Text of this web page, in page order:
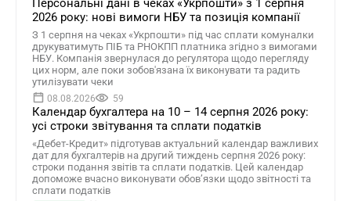
Персональні дані в чеках «Укрпошти» з 1 серпня
2026 року: нові вимоги НБУ та позиція компанії
З 1 серпня на чеках «Укрпошти» під час сплати комуналки
друкуватимуть ПІБ та РНОКПП платника згідно з вимогами
НБУ. Компанія звернулася до регулятора щодо перегляду
цих норм, але поки зобов'язана їх виконувати та радить
утилізувати чеки
08.08.2026 59
Календар бухгалтера на 10 – 14 серпня 2026 року:
усі строки звітування та сплати податків
«Дебет-Кредит» підготував актуальний календар важливих
дат для бухгалтерів на другий тиждень серпня 2026 року:
строки подання звітів та сплати податків. Цей календар
допоможе вчасно виконувати обов’язки щодо звітності та
сплати податків